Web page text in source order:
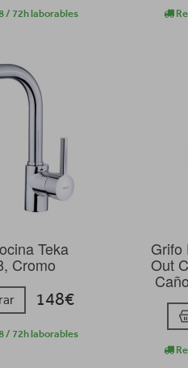
/ 72h laborables
Teka
Cromo
148€
/ 72h laborables
Grifo
Out